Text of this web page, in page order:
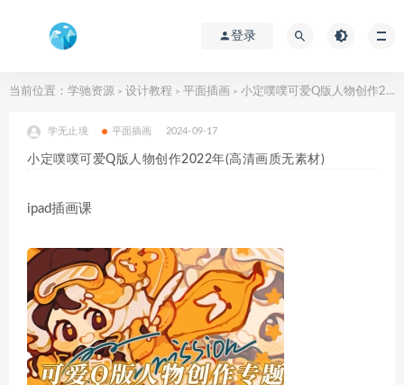
登录
当前位置： 学驰资源 > 设计教程 > 平面插画 > 小定噗噗可爱Q版人物创作2022年(高清画质无素材)
学无止境 平面插画 2024-09-17
小定噗噗可爱Q版人物创作2022年(高清画质无素材)
ipad插画课